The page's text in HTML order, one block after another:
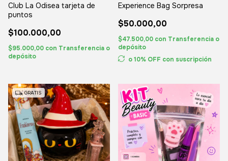
Club La Odisea tarjeta de
puntos
$100.000,00
$95.000,00 con Transferencia o
depósito
Experience Bag Sorpresa
$50.000,00
$47.500,00 con Transferencia o
depósito
o 10% OFF con suscripción
GRATIS